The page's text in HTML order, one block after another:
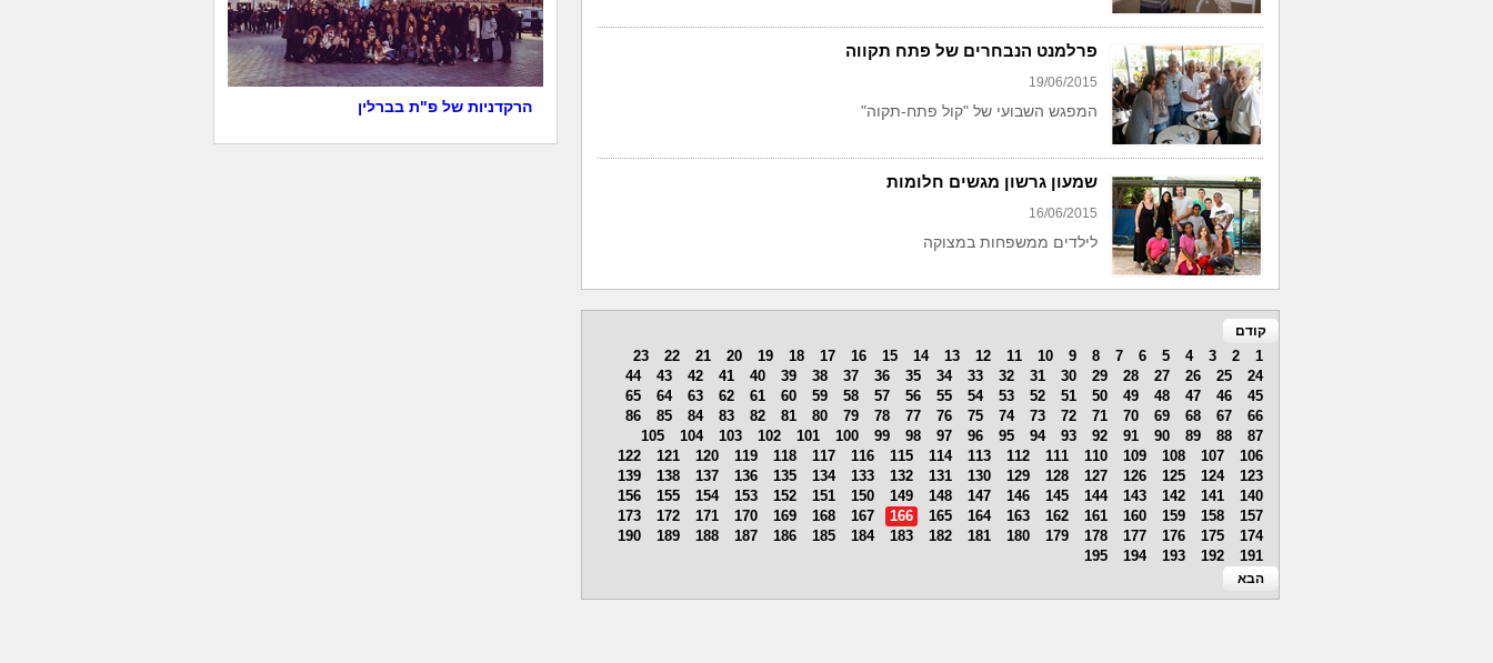
פרלמנט הנבחרים של פתח תקווה
19/06/2015
המפגש השבועי של "קול פתח-תקוה"
שמעון גרשון מגשים חלומות
16/06/2015
לילדים ממשפחות במצוקה
קודם
1
2
3
4
5
6
7
8
9
10
11
12
13
14
15
16
17
18
19
20
21
22
23
24
25
26
27
28
29
30
31
32
33
34
35
36
37
38
39
40
41
42
43
44
45
46
47
48
49
50
51
52
53
54
55
56
57
58
59
60
61
62
63
64
65
66
67
68
69
70
71
72
73
74
75
76
77
78
79
80
81
82
83
84
85
86
87
88
89
90
91
92
93
94
95
96
97
98
99
100
101
102
103
104
105
106
107
108
109
110
111
112
113
114
115
116
117
118
119
120
121
122
123
124
125
126
127
128
129
130
131
132
133
134
135
136
137
138
139
140
141
142
143
144
145
146
147
148
149
150
151
152
153
154
155
156
157
158
159
160
161
162
163
164
165
166
167
168
169
170
171
172
173
174
175
176
177
178
179
180
181
182
183
184
185
186
187
188
189
190
191
192
193
194
195
הבא
הרקדניות של פ"ת בברלין